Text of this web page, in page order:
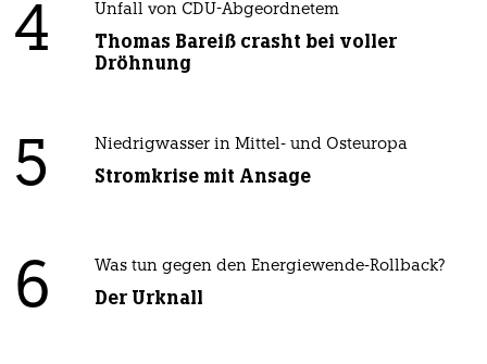
4 Unfall von CDU-Abgeordnetem
Thomas Bareiß crasht bei voller
Dröhnung
5 Niedrigwasser in Mittel- und Osteuropa
Stromkrise mit Ansage
6 Was tun gegen den Energiewende-Rollback?
Der Urknall